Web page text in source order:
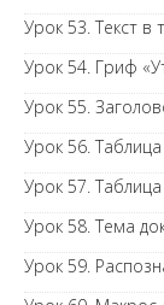
Урок 53. Текст в
Урок 54. Гриф
Урок 55.
Урок 56.
Урок 57.
Урок 58. Тема
Урок 59.